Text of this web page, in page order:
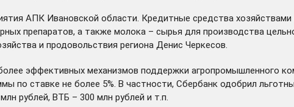
АПК Ивановской области. Кредитные средства
препаратов, а также молока – сырья для производства
и продовольствия региона Денис Черкесов.
эффективных механизмов поддержки агропромышленного
по ставке не более 5%. В частности, Сбербанк одобрил
рублей, ВТБ – 300 млн рублей и т.п.